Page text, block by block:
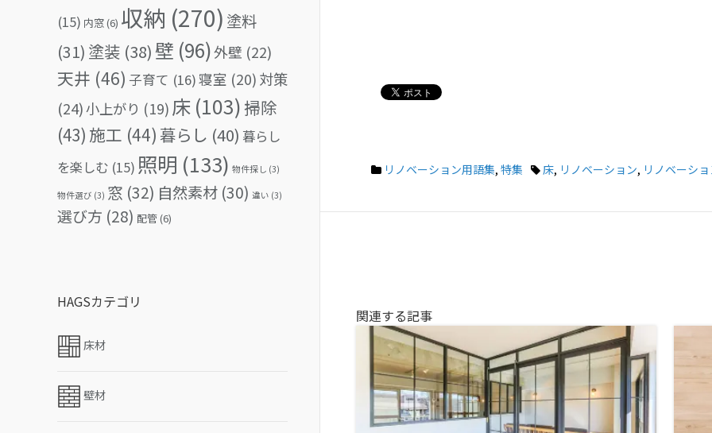
リノベーション用語集, 特集 床, リノベーション, リノベーシ
関連する記事
(15) 内窓(6) 収納 (270) 塗料
(31) 塗装 (38) 壁 (96)外壁 (22)
天井 (46) 子育て (16)寝室 (20) 対策
(24)小上がり (19) 床 (103)掃除
(43) 施工 (44) 暮らし (40) 暮らし
を楽しむ (15) 照明 (133) 物件探し (3)
物件選び (3) 窓 (32) 自然素材 (30) 違い (3)
選び方 (28) 配管(6)
HAGSカテゴリ
床材
壁材